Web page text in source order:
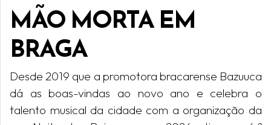
MÃO MORTA EM
BRAGA
Desde 2019 que a promotora bracarense Bazuuca
dá as boas-vindas ao novo ano e celebra o
talento musical da cidade com a organização da